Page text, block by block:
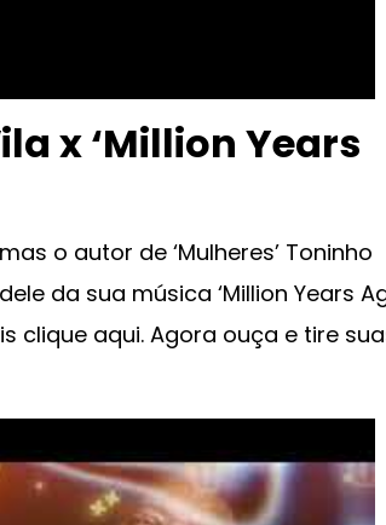
x ‘Million Years
o autor de ‘Mulheres’ Toninho
da sua música ‘Million Years
clique aqui. Agora ouça e tire